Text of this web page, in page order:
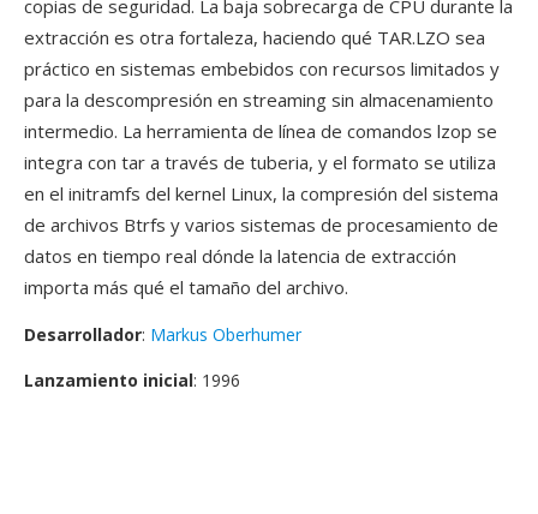
copias de seguridad. La baja sobrecarga de CPU durante la
extracción es otra fortaleza, haciendo qué TAR.LZO sea
práctico en sistemas embebidos con recursos limitados y
para la descompresión en streaming sin almacenamiento
intermedio. La herramienta de línea de comandos lzop se
integra con tar a través de tuberia, y el formato se utiliza
en el initramfs del kernel Linux, la compresión del sistema
de archivos Btrfs y varios sistemas de procesamiento de
datos en tiempo real dónde la latencia de extracción
importa más qué el tamaño del archivo.
Desarrollador: Markus Oberhumer
Lanzamiento inicial: 1996